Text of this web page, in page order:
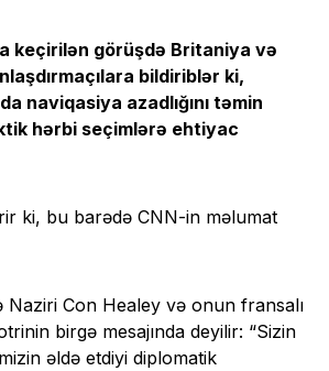
keçirilən görüşdə Britaniya və
bildiriblər ki,
naviqasiya azadlığını təmin
hərbi seçimlərə ehtiyac
ki, bu barədə CNN-in məlumat
Naziri Con Healey və onun fransalı
birgə mesajında ​​deyilir: “Sizin
əldə etdiyi diplomatik